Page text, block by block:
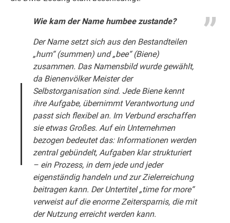
Wie kam der Name humbeezustande?
Der Name setzt sich aus den Bestandteilen
„hum“ (summen) und „bee“ (Biene)
zusammen. Das Namensbild wurde gewählt,
da Bienenvölker Meister der
Selbstorganisation sind. Jede Biene kennt
ihre Aufgabe, übernimmt Verantwortung und
passt sich flexibel an. Im Verbund erschaffen
sie etwas Großes. Auf ein Unternehmen
bezogen bedeutet das: Informationen werden
zentral gebündelt, Aufgaben klar strukturiert
– ein Prozess, in dem jede und jeder
eigenständig handeln und zur Zielerreichung
beitragen kann. Der Untertitel „time for more“
verweist auf die enorme Zeitersparnis, die mit
der Nutzung erreicht werden kann.